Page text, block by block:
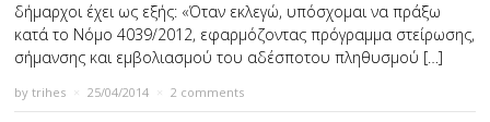
δήμαρχοι έχει ως εξής: «Όταν εκλεγώ, υπόσχομαι να πράξω
κατά το Νόμο 4039/2012, εφαρμόζοντας πρόγραμμα στείρωσης,
σήμανσης και εμβολιασμού του αδέσποτου πληθυσμού […]
bytrihes 25/04/2014 2 comments